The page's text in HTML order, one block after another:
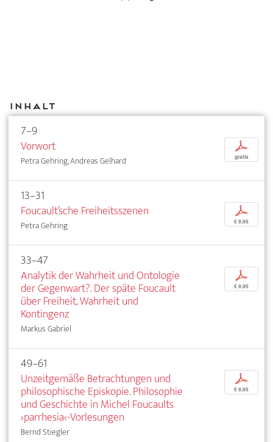
Inhalt
7–9
Vorwort
Petra Gehring, Andreas Gelhard
p
gratis
13–31
Foucault’sche Freiheitsszenen
Petra Gehring
p
€ 9,95
33–47
Analytik der Wahrheit und Ontologie
der Gegenwart?. Der späte Foucault
über Freiheit, Wahrheit und
Kontingenz
Markus Gabriel
p
€ 9,95
49–61
Unzeitgemäße Betrachtungen und
philosophische Episkopie. Philosophie
und Geschichte in Michel Foucaults
›parrhesia‹-Vorlesungen
Bernd Stiegler
p
€ 9,95